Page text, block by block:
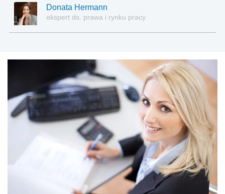
Donata Hermann
ekspert ds. prawa i rynku pracy